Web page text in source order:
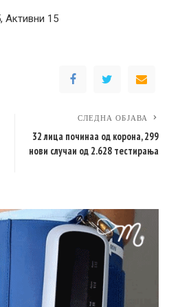
Активни 15
СЛЕДНА ОБЈАВА
32 лица починаа од корона, 299
нови случаи од 2.628 тестирања